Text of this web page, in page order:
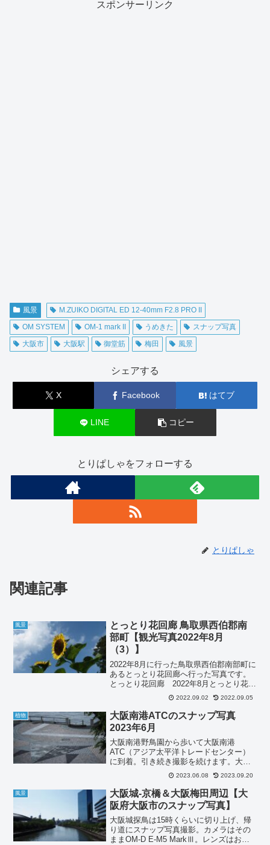
スポンサーリンク
風景
M.ZUIKO DIGITAL ED 12-40mm F2.8 PRO II
OM SYSTEM
OM-1 mark II うめきた
スナップ写真
大阪市
大阪駅 御堂筋 梅田 風景
シェアする
X Facebook はてブ
LINE コピー
とりぱしゃをフォローする
とりぱしゃ
関連記事
風景
とっとり花回廊 鳥取県西伯郡南
部町【観光写真2022年8月
（3）】
2022年8月に行った鳥取県西伯郡南部町に
あるとっとり花回廊へ行った写真です。
とっとり花回廊 2022年8月とっとり花回
廊は日本最大級のフラワーパークとのこ
と。ひまわりの花が見ごろらしいので米
子道に乗る前にとっとり花回廊へ寄って
みました。と...
2022.09.02 2022.09.05
植物
大阪南港ATCのスナップ写真
2023年6月
大阪南港野鳥園から歩いて大阪南港
ATC（アジア太平洋トレードセンター）
に到着。引き続き撮影を続けます。大阪
南港ATCのスナップ写真レンズはライカ
マクロ 45mm/F2.8 を装着したまま大阪南
港ATC周辺を散策。LEICA DG MACRO...
2023.06.08 2023.09.20
風景
大阪城-京橋＆大阪梅田周辺【大
阪府大阪市のスナップ写真】
大阪城探鳥は15時くらいに切り上げ、帰
り道にスナップ写真撮影。カメラはその
ままOM-D E-M5 MarkⅢ。レンズはお散